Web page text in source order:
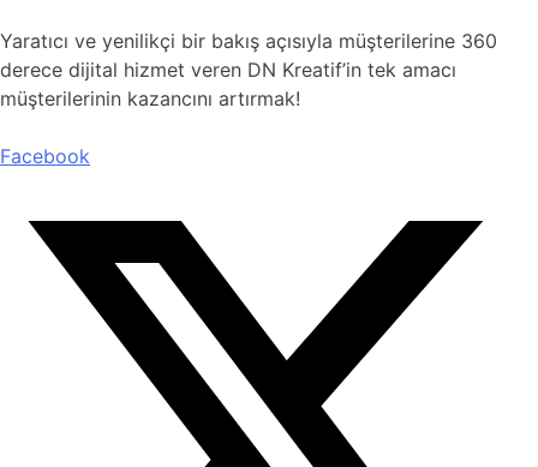
Yaratıcı ve yenilikçi bir bakış açısıyla müşterilerine 360
derece dijital hizmet veren DN Kreatif’in tek amacı
müşterilerinin kazancını artırmak!
Facebook